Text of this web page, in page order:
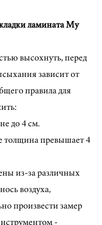
ламината My
высохнуть, перед
зависит от
правила для
до 4 см.
толщина превышает 4
из-за различных
воздуха,
произвести замер
-